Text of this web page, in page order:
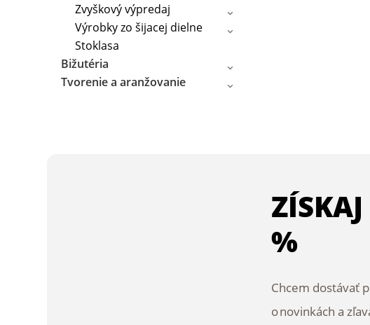
Zvyškový výpredaj
Výrobky zo šijacej dielne
Stoklasa
Bižutéria
Tvorenie a aranžovanie
%
Chcem dostávať
o novinkách a